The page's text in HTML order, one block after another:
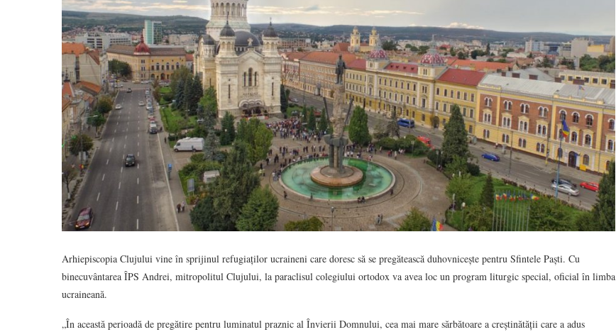
Arhiepiscopia Clujului vine în sprijinul refugiaților ucraineni care doresc să se pregătească duhovnicește pentru Sfintele Paști. Cu
binecuvântarea ÎPS Andrei, mitropolitul Clujului, la paraclisul colegiului ortodox va avea loc un program liturgic special, oficial în limba
ucraineană.
„În această perioadă de pregătire pentru luminatul praznic al Învierii Domnului, cea mai mare sărbătoare a creștinătății care a adus